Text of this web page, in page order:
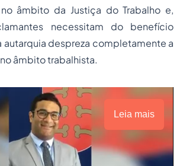
âmbito da Justiça do Trabalho e,
necessitam do benefício
autarquia despreza completamente a
âmbito trabalhista.
Leia mais